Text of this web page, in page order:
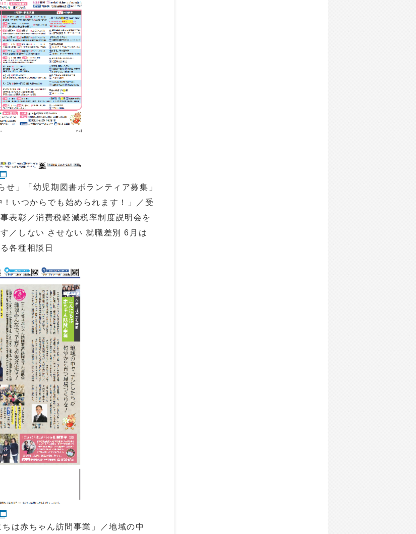
せ」「幼児期図書ボランティア募集」
いつからでも始められます！」／受
表彰／消費税軽減税率制度説明会を
／しない させない 就職差別 6月は
各種相談日
は赤ちゃん訪問事業」／地域の中